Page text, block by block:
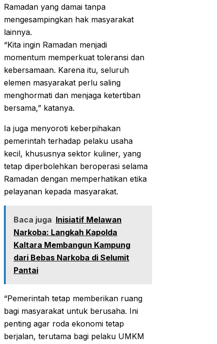
Ramadan yang damai tanpa
mengesampingkan hak masyarakat
lainnya.
“Kita ingin Ramadan menjadi
momentum memperkuat toleransi dan
kebersamaan. Karena itu, seluruh
elemen masyarakat perlu saling
menghormati dan menjaga ketertiban
bersama,” katanya.
Ia juga menyoroti keberpihakan
pemerintah terhadap pelaku usaha
kecil, khususnya sektor kuliner, yang
tetap diperbolehkan beroperasi selama
Ramadan dengan memperhatikan etika
pelayanan kepada masyarakat.
Baca juga Inisiatif Melawan
Narkoba: Langkah Kapolda
Kaltara Membangun Kampung
dari Bebas Narkoba di Selumit
Pantai
“Pemerintah tetap memberikan ruang
bagi masyarakat untuk berusaha. Ini
penting agar roda ekonomi tetap
berjalan, terutama bagi pelaku UMKM